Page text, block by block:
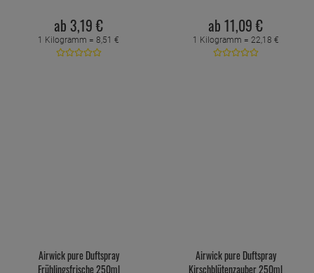
ab 3,19 €
1 Kilogramm = 8,51 €
ab 11,09 €
1 Kilogramm = 22,18 €
Airwick pure Duftspray
Frühlingsfrische 250ml
Airwick pure Duftspray
Kirschblütenzauber 250ml